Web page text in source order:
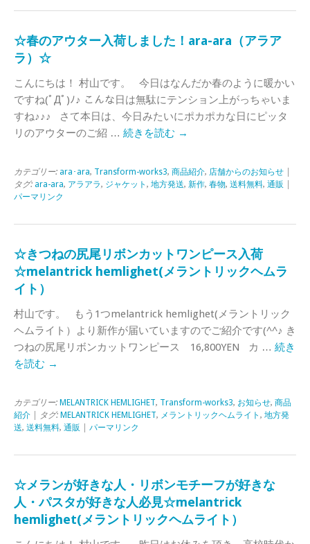
☆春のアウター入荷しました！ara-ara（アラア
ラ）☆
こんにちは！ 村山です。 今日はなんだか春のように暖かい
ですね(ﾟДﾟ)ﾉ♪ こんな日は無駄にテンション上がっちゃいま
すね♪♪♪ さて本日は、今日みたいにポカポカな日にピッタ
リのアウターのご紹 … 続きを読む →
カテゴリー: ara･ara, Transform-works3, 商品紹介, 店舗からのお知らせ
タグ: ara-ara, アラアラ, ジャケット , 地方発送, 新作, 春物, 送料無料, 通販
パーマリンク
☆きつねの尻尾リボンカットワンピース入荷
☆melantrick hemlighet(メラントリックヘムラ
イト）
村山です。 もう1つmelantrick hemlighet(メラントリック
ヘムライト）より新作が届いていますのでご紹介です(^^♪ き
つねの尻尾リボンカットワンピース 16,800YEN カ … 続き
を読む →
カテゴリー: MELANTRICK HEMLIGHET, Transform-works3, お知らせ, 商品
紹介 | タグ: MELANTRICK HEMLIGHET, メラントリックヘムライト , 地方発
送, 送料無料, 通販 パーマリンク
☆メランが好きな人・リボンモチーフが好きな
人・パスタが好きな人必見☆melantrick
hemlighet(メラントリックヘムライト）